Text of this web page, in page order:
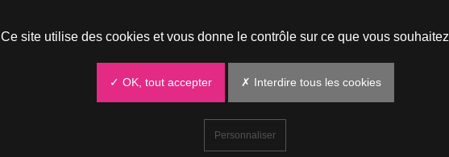
Ce site utilise des cookies et vous donne le contrôle sur ce que vous
✓ OK, tout accepter ✗ Interdire tous les cookies
Personnaliser